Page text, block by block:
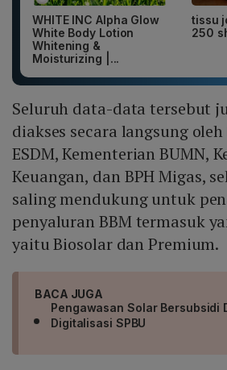
WHITE INC Alpha Glow
White Body Lotion
Whitening &
Moisturizing |...
tissu
250
Seluruh data-data tersebut
diakses secara langsung
ESDM, Kementerian BUMN,
Keuangan, dan BPH Migas,
saling mendukung untuk
penyaluran BBM termasuk
yaitu Biosolar dan Premium.
BACA JUGA
Pengawasan Solar Bersubsidi
Digitalisasi SPBU